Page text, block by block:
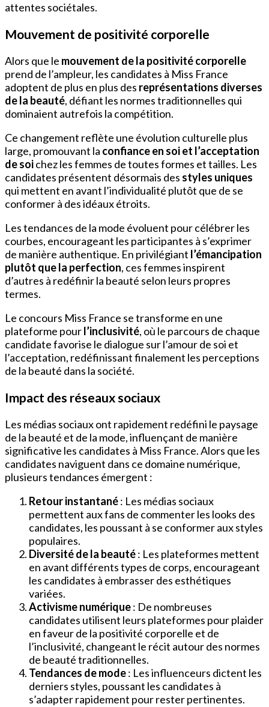
attentes sociétales.
Mouvement de positivité corporelle
Alors que le mouvement de la positivité corporelle
prend de l’ampleur, les candidates à Miss France
adoptent de plus en plus des représentations diverses
de la beauté, défiant les normes traditionnelles qui
dominaient autrefois la compétition.
Ce changement reflète une évolution culturelle plus
large, promouvant la confiance en soi et l’acceptation
de soichez les femmes de toutes formes et tailles. Les
candidates présentent désormais des styles uniques
qui mettent en avant l’individualité plutôt que de se
conformer à des idéaux étroits.
Les tendances de la mode évoluent pour célébrer les
courbes, encourageant les participantes à s’exprimer
de manière authentique. En privilégiant l’émancipation
plutôt que la perfection, ces femmes inspirent
d’autres à redéfinir la beauté selon leurs propres
termes.
Le concours Miss France se transforme en une
plateforme pourl’inclusivité, où le parcours de chaque
candidate favorise le dialogue sur l’amour de soi et
l’acceptation, redéfinissant finalement les perceptions
de la beauté dans la société.
Impact des réseaux sociaux
Les médias sociaux ont rapidement redéfini le paysage
de la beauté et de la mode, influençant de manière
significative les candidates à Miss France. Alors que les
candidates naviguent dans ce domaine numérique,
plusieurs tendances émergent :
Retour instantané: Les médias sociaux
permettent aux fans de commenter les looks des
candidates, les poussant à se conformer aux styles
populaires.
Diversité de la beauté: Les plateformes mettent
en avant différents types de corps, encourageant
les candidates à embrasser des esthétiques
variées.
Activisme numérique: De nombreuses
candidates utilisent leurs plateformes pour plaider
en faveur de la positivité corporelle et de
l’inclusivité, changeant le récit autour des normes
de beauté traditionnelles.
Tendances de mode: Les influenceurs dictent les
derniers styles, poussant les candidates à
s’adapter rapidement pour rester pertinentes.